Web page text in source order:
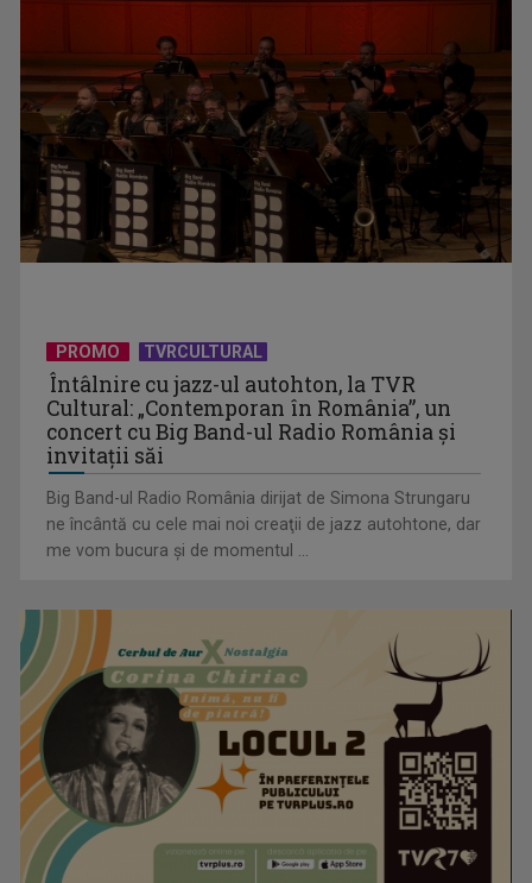
„Frații Jderi”, superproducția inspirată din opera lui Mihail
Sadoveanu, la ...
PROMO TVRCULTURAL
Întâlnire cu jazz-ul autohton, la TVR
Cultural: „Contemporan în România”, un
concert cu Big Band-ul Radio România şi
invitaţii săi
Big Band-ul Radio România dirijat de Simona Strungaru
ne încântă cu cele mai noi creaţii de jazz autohtone, dar
me vom bucura şi de momentul ...